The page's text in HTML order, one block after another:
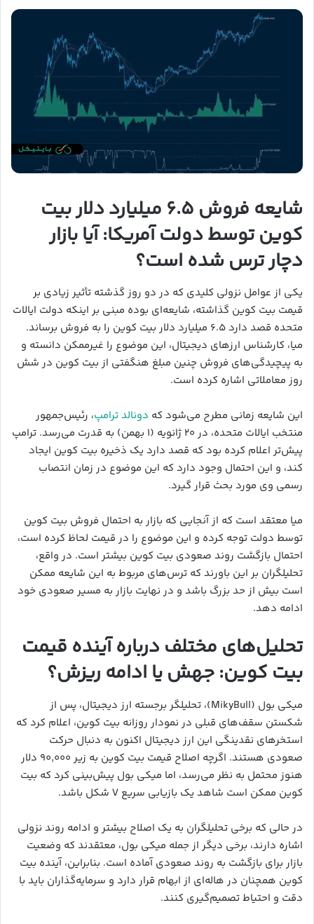
شایعه فروش ۶.۵ میلیارد دلار بیت
کوین توسط دولت آمریکا: آیا بازار
دچار ترس شده است؟
یکی از عوامل نزولی کلیدی که در دو روز گذشته تأثیر زیادی بر
قیمت بیت کوین گذاشته، شایعه‌ای بوده مبنی بر اینکه دولت ایالات
متحده قصد دارد ۶.۵ میلیارد دلار بیت کوین را به فروش برساند.
میا، کارشناس ارزهای دیجیتال، این موضوع را غیرممکن دانسته و
به پیچیدگی‌های فروش چنین مبلغ هنگفتی از بیت کوین در شش
روز معاملاتی اشاره کرده است.
این شایعه زمانی مطرح می‌شود که دونالد ترامپ، رئیس‌جمهور
منتخب ایالات متحده، در ۲۰ ژانویه (۱ بهمن) به قدرت می‌رسد. ترامپ
پیش‌تر اعلام کرده بود که قصد دارد یک ذخیره بیت کوین ایجاد
کند، و این احتمال وجود دارد که این موضوع در زمان انتصاب
رسمی وی مورد بحث قرار گیرد.
میا معتقد است که از آنجایی که بازار به احتمال فروش بیت کوین
توسط دولت توجه کرده و این موضوع را در قیمت لحاظ کرده است،
احتمال بازگشت روند صعودی بیت کوین بیشتر است. در واقع،
تحلیلگران بر این باورند که ترس‌های مربوط به این شایعه ممکن
است بیش از حد بزرگ باشد و در نهایت بازار به مسیر صعودی خود
ادامه دهد.
تحلیل‌های مختلف درباره آینده قیمت
بیت کوین: جهش یا ادامه ریزش؟
میکی بول (MikyBull)، تحلیلگر برجسته ارز دیجیتال، پس از
شکستن سقف‌های قبلی در نمودار روزانه بیت کوین، اعلام کرد که
استخرهای نقدینگی این ارز دیجیتال اکنون به دنبال حرکت
صعودی هستند. اگرچه اصلاح قیمت بیت کوین به زیر ۹۰,۰۰۰ دلار
هنوز محتمل به نظر می‌رسد، اما میکی بول پیش‌بینی کرد که بیت
کوین ممکن است شاهد یک بازیابی سریع V شکل باشد.
در حالی که برخی تحلیلگران به یک اصلاح بیشتر و ادامه روند نزولی
اشاره دارند، برخی دیگر از جمله میکی بول، معتقدند که وضعیت
بازار برای بازگشت به روند صعودی آماده است. بنابراین، آینده بیت
کوین همچنان در هاله‌ای از ابهام قرار دارد و سرمایه‌گذاران باید با
دقت و احتیاط تصمیم‌گیری کنند.